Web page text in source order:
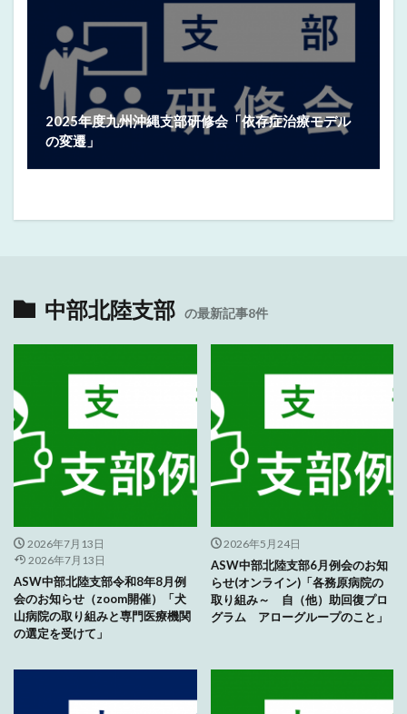
2025年度九州沖縄支部研修会「依存症治療モデル
の変遷」
中部北陸支部 の最新記事8件
2026年7月13日
2026年7月13日
ASW中部北陸支部令和8年8月例
会のお知らせ（zoom開催）「犬
山病院の取り組みと専門医療機関
の選定を受けて」
2026年5月24日
ASW中部北陸支部6月例会のお知
らせ(オンライン)「各務原病院の
取り組み～ 自（他）助回復プロ
グラム アローグループのこと」